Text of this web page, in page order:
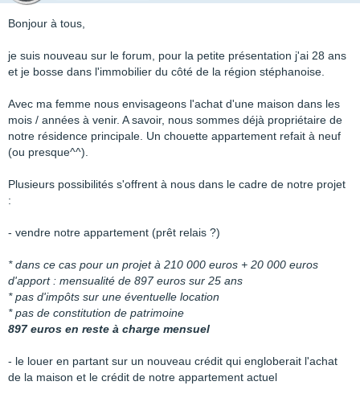
Bonjour à tous,
je suis nouveau sur le forum, pour la petite présentation j'ai 28 ans
et je bosse dans l'immobilier du côté de la région stéphanoise.
Avec ma femme nous envisageons l'achat d'une maison dans les
mois / années à venir. A savoir, nous sommes déjà propriétaire de
notre résidence principale. Un chouette appartement refait à neuf
(ou presque^^).
Plusieurs possibilités s'offrent à nous dans le cadre de notre projet
:
- vendre notre appartement (prêt relais ?)
* dans ce cas pour un projet à 210 000 euros + 20 000 euros
d'apport : mensualité de 897 euros sur 25 ans
* pas d'impôts sur une éventuelle location
* pas de constitution de patrimoine
897 euros en reste à charge mensuel
- le louer en partant sur un nouveau crédit qui engloberait l'achat
de la maison et le crédit de notre appartement actuel